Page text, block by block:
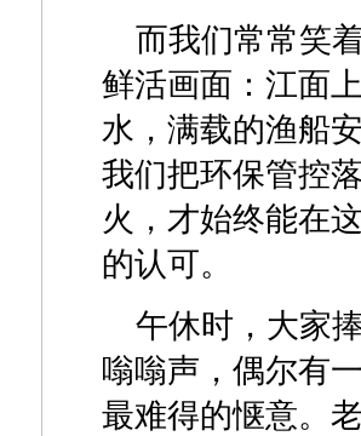
而我们常常笑
鲜活画面：江面
水，满载的渔船
我们把环保管控
火，才始终能在
的认可。
午休时，大家
嗡嗡声，偶尔有
最难得的惬意。